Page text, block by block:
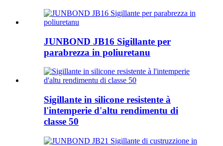
JUNBOND JB16 Sigillante per
parabrezza in poliuretanu
Sigillante in silicone resistente à
l'intemperie d'altu rendimentu di
classe 50